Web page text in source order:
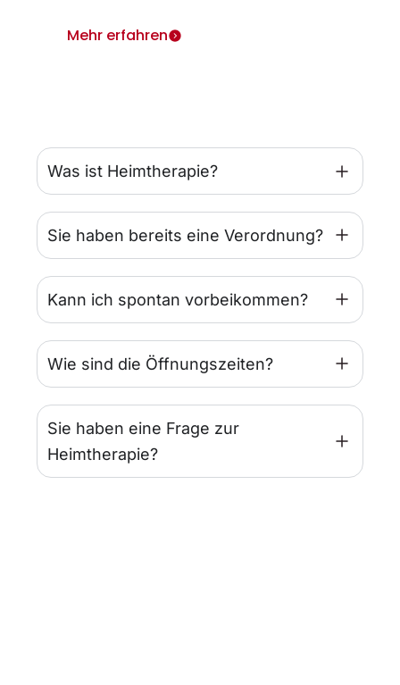
Was ist Heimtherapie?
Sie haben bereits eine Verordnung?
Kann ich spontan vorbeikommen?
Wie sind die Öffnungszeiten?
Sie haben eine Frage zur
Heimtherapie?
Mehr erfahren